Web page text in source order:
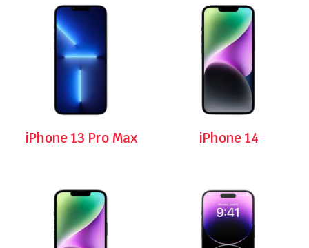
iPhone 13 Pro Max iPhone 14